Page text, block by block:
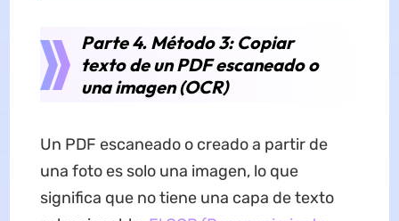
Parte 4. Método 3: Copiar
texto de un PDF escaneado o
una imagen (OCR)
Un PDF escaneado o creado a partir de
una foto es solo una imagen, lo que
significa que no tiene una capa de texto